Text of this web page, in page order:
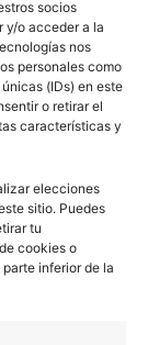
socios
y/o acceder a la
nos
personales como
(IDs) en este
o retirar el
características y
elecciones
sitio. Puedes
tu
cookies o
inferior de la
planetas